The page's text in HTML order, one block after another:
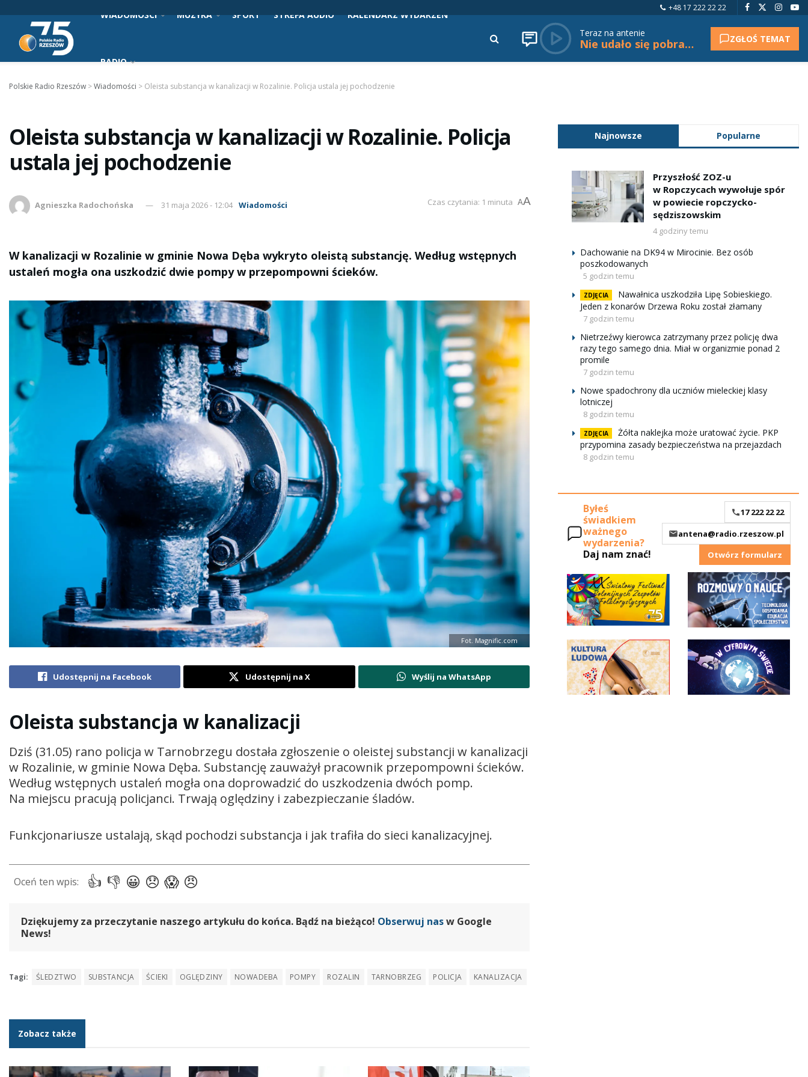
+48 17 222 22 22
WIADOMOŚCI MUZYKA SPORT STREFA AUDIO KALENDARZ WYDARZEŃ
RADIO
Teraz na antenie
Nie udało się pobrać tytułu. ZGŁOŚ TEMAT
Polskie Radio Rzeszów >Wiadomości > Oleista substancja w kanalizacji w Rozalinie. Policja ustala jej pochodzenie
Oleista substancja w kanalizacji w Rozalinie. Policja
ustala jej pochodzenie
Agnieszka Radochońska 31 maja 2026 - 12:04 Wiadomości Czas czytania: 1 minuta AA
W kanalizacji w Rozalinie w gminie Nowa Dęba wykryto oleistą substancję. Według wstępnych
ustaleń mogła ona uszkodzić dwie pompy w przepompowni ścieków.
Fot. Magnific.com
Udostępnij na Facebook Udostępnij na X Wyślij na WhatsApp
Oleista substancja w kanalizacji
Dziś (31.05) rano policja w Tarnobrzegu dostała zgłoszenie o oleistej substancji w kanalizacji
w Rozalinie, w gminie Nowa Dęba. Substancję zauważył pracownik przepompowni ścieków.
Według wstępnych ustaleń mogła ona doprowadzić do uszkodzenia dwóch pomp.
Na miejscu pracują policjanci. Trwają oględziny i zabezpieczanie śladów.
Funkcjonariusze ustalają, skąd pochodzi substancja i jak trafiła do sieci kanalizacyjnej.
Dziękujemy za przeczytanie naszego artykułu do końca. Bądź na bieżąco! Obserwuj nasw Google
News!
Tagi: ŚLEDZTWO SUBSTANCJA ŚCIEKI OGLĘDZINY NOWADEBA POMPY ROZALIN TARNOBRZEG POLICJA KANALIZACJA
Zobacz także
Najnowsze Popularne
Przyszłość ZOZ-u
w Ropczycach wywołuje spór
w powiecie ropczycko-
sędziszowskim
4 godziny temu
Dachowanie na DK94 w Mirocinie. Bez osób
poszkodowanych
5 godzin temu
ZDJĘCIA
Nawałnica uszkodziła Lipę Sobieskiego.
Jeden z konarów Drzewa Roku został złamany
7 godzin temu
Nietrzeźwy kierowca zatrzymany przez policję dwa
razy tego samego dnia. Miał w organizmie ponad 2
promile
7 godzin temu
Nowe spadochrony dla uczniów mieleckiej klasy
lotniczej
8 godzin temu
ZDJĘCIA
Żółta naklejka może uratować życie. PKP
przypomina zasady bezpieczeństwa na przejazdach
8 godzin temu
Byłeś
świadkiem
ważnego
wydarzenia?
Daj nam znać!
17 222 22 22
antena@radio.rzeszow.pl
Otwórz formularz